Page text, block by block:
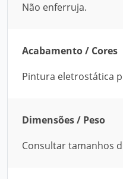
Não enferruja.
Acabamento / Cores
Pintura eletrostática
Dimensões / Peso
Consultar tamanhos